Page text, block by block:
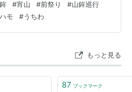
に大仏さまを見たのは、幼稚園
の宝物の貸しネガを借りに行っ
に有名なところがあっても、行
皆さんもそんな場所があるかと
越してからは、祇園祭に行っ…
#宵山 #前祭り #山鉾巡行
ハモ #うちわ
もっと見る
87 ブックマーク